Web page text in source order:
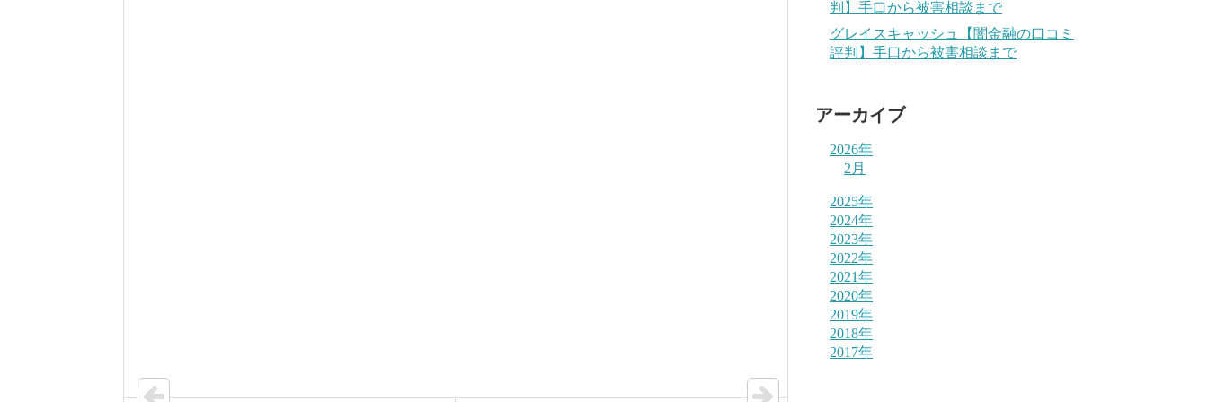
判】手口から被害相談まで
グレイスキャッシュ【闇金融の口コミ
評判】手口から被害相談まで
アーカイブ
2026年
2月
2025年
2024年
2023年
2022年
2021年
2020年
2019年
2018年
2017年